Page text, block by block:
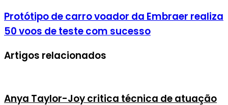
Protótipo de carro voador da Embraer realiza
50 voos de teste com sucesso
Artigos relacionados
Anya Taylor-Joy critica técnica de atuação